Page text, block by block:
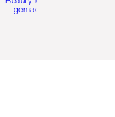
gemacht